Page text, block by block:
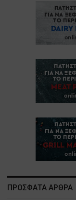
ΠΡΟΣΦΑΤΑ ΑΡΘΡΑ